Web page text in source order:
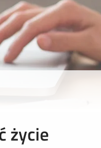
życie